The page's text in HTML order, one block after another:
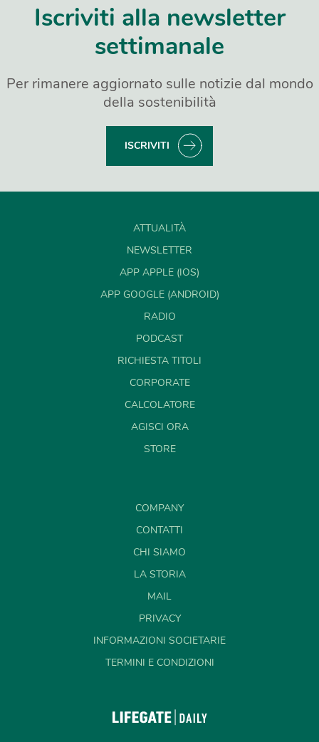
Iscriviti alla newsletter
settimanale
Per rimanere aggiornato sulle notizie dal mondo
della sostenibilità
ISCRIVITI
ATTUALITÀ
NEWSLETTER
APP APPLE (IOS)
APP GOOGLE (ANDROID)
RADIO
PODCAST
RICHIESTA TITOLI
CORPORATE
CALCOLATORE
AGISCI ORA
STORE
COMPANY
CONTATTI
CHI SIAMO
LA STORIA
MAIL
PRIVACY
INFORMAZIONI SOCIETARIE
TERMINI E CONDIZIONI